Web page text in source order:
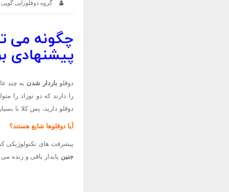
گروه دوقلوزایی گوپی
چگونه می
پیشنهادی
دوقلو باردار شدن به چند
را دارند که دو نوزاد را
دوقلو دارید، پس کلا با
آیا دوقلوها شایع هستند؟
پیشرفت های تکنولوژیکی
جنین پایدار باقی و زنده می